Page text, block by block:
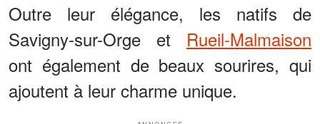
Outre leur élégance, les natifs de
Savigny-sur-Orge et Rueil-Malmaison
ont également de beaux sourires, qui
ajoutent à leur charme unique.